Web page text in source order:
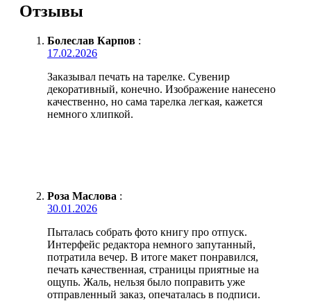
Отзывы
Болеслав Карпов :
17.02.2026
Заказывал печать на тарелке. Сувенир
декоративный, конечно. Изображение нанесено
качественно, но сама тарелка легкая, кажется
немного хлипкой.
Роза Маслова :
30.01.2026
Пыталась собрать фото книгу про отпуск.
Интерфейс редактора немного запутанный,
потратила вечер. В итоге макет понравился,
печать качественная, страницы приятные на
ощупь. Жаль, нельзя было поправить уже
отправленный заказ, опечаталась в подписи.